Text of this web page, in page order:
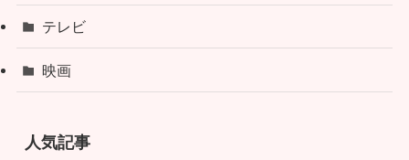
テレビ
映画
人気記事